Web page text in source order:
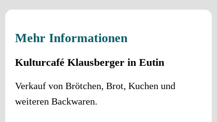
Mehr Informationen
Kulturcafé Klausberger in Eutin
Verkauf von Brötchen, Brot, Kuchen und
weiteren Backwaren.